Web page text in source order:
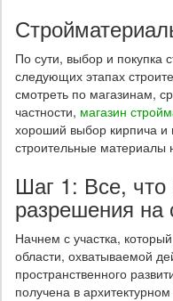
По сути, выбор и покупка
следующих этапах
смотреть по магазинам,
частности, магазин
хороший выбор кирпича и
строительные материалы
Шаг 1: Все, что
разрешения на
Начнем с участка,
области, охватываемой
пространственного
получена в